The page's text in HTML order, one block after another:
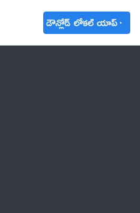
డౌన్లోడ్ లోకల్ యాప్